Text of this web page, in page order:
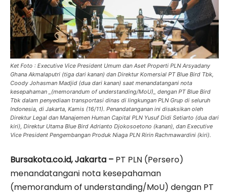
Ket Foto : Executive Vice President Umum dan Aset Properti PLN Arsyadany
Ghana Akmalaputri (tiga dari kanan) dan Direktur Komersial PT Blue Bird Tbk,
Coody Johasman Madjid (dua dari kanan) saat menandatangani nota
kesepahaman _(memorandum of understanding/MoU)_ dengan PT Blue Bird
Tbk dalam penyediaan transportasi dinas di lingkungan PLN Grup di seluruh
Indonesia, di Jakarta, Kamis (16/11). Penandatanganan ini disaksikan oleh
Direktur Legal dan Manajemen Human Capital PLN Yusuf Didi Setiarto (dua dari
kiri), Direktur Utama Blue Bird Adrianto Djokosoetono (kanan), dan Executive
Vice President Pengembangan Produk Niaga PLN Ririn Rachmawardini (kiri).
Bursakota.co.id, Jakarta – PT PLN (Persero)
menandatangani nota kesepahaman
(memorandum of understanding/MoU) dengan PT